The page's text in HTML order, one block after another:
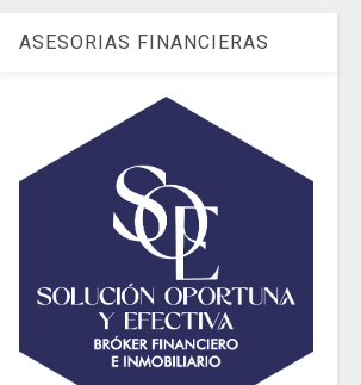
ASESORIAS FINANCIERAS